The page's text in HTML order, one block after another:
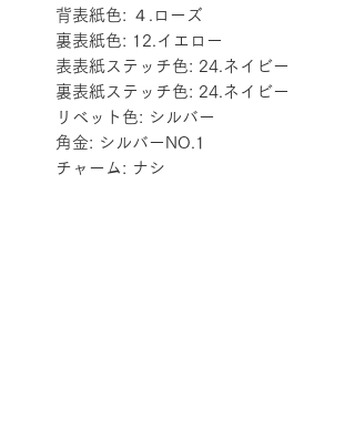
背表紙色: ４.ローズ
裏表紙色: 12.イエロー
表表紙ステッチ色: 24.ネイビー
裏表紙ステッチ色: 24.ネイビー
リベット色: シルバー
角金: シルバーNO.1
チャーム: ナシ